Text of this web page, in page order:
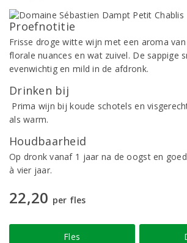
Proefnotitie
Frisse droge witte wijn met een aroma
florale nuances en wat zuivel. De sappige
evenwichtig en mild in de afdronk.
Drinken bij
Prima wijn bij koude schotels en
als warm.
Houdbaarheid
Op dronk vanaf 1 jaar na de oogst en
à vier jaar.
22,20 per fles
Fles